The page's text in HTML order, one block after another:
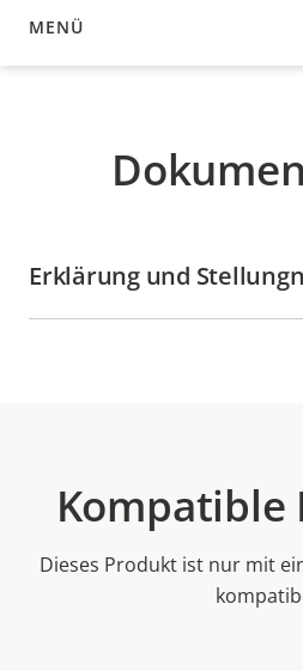
MENÜ
DOKUMENTATION
Erklärung und
Kompatible
Dieses Produkt ist nur mit